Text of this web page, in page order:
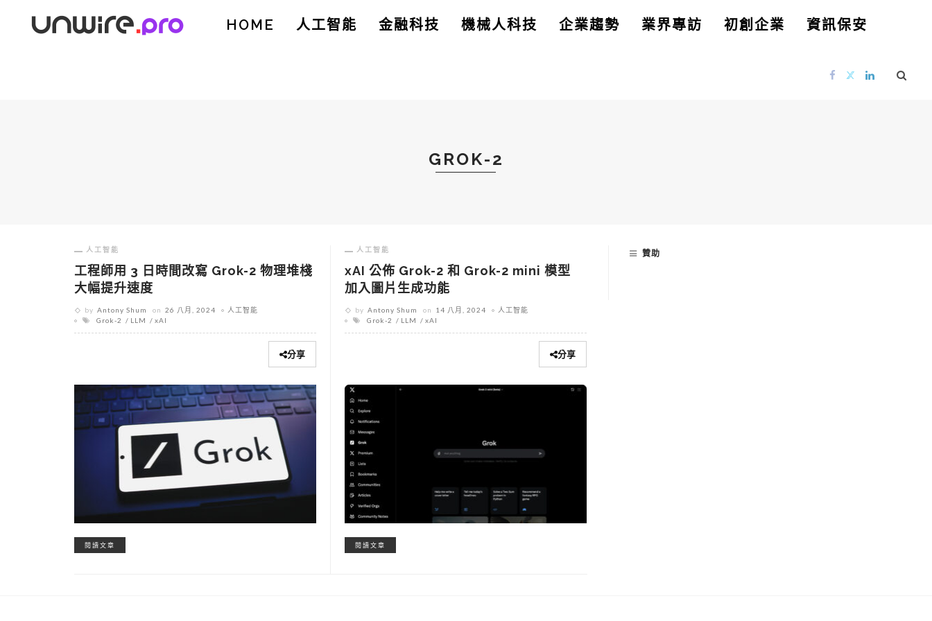
HOME 人工智能 金融科技 機械人科技 企業趨勢 業界專訪 初創企業 資訊保安
GROK-2
人工智能
工程師用 3 日時間改寫 Grok-2 物理堆棧
大幅提升速度
by Antony Shum on 26 八月, 2024
人工智能
Grok-2
LLM xAI
分享
閱讀文章
人工智能
xAI 公佈 Grok-2 和 Grok-2 mini 模型
加入圖片生成功能
by Antony Shum on 14 八月, 2024
人工智能
Grok-2
LLM xAI
分享
閱讀文章
贊助